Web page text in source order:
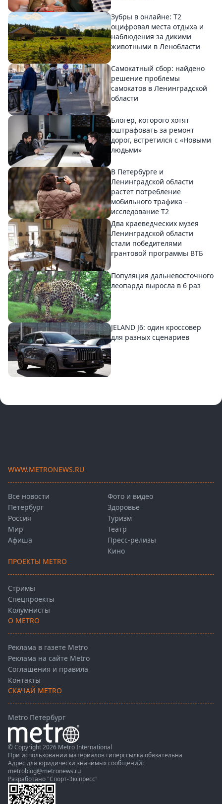
Зубры в онлайне: Т2
оцифровал места отдыха и
наблюдения за дикими
животными в Ленобласти
Самокатный сбор: найдено
решение проблемы
самокатов в Ленинградской
области
Блогер, которого хотят
оштрафовать за ремонт
дорог, встретился с «Новыми
людьми»
В Петербурге и
Ленинградской области
растет потребление
мобильного трафика –
исследование T2
Два краеведческих музея
Ленинградской области
стали победителями
грантовой программы ВТБ
Популяция дальневосточного
леопарда выросла в 6 раз
JELAND J6: один кроссовер
для разных сценариев
WWW.METRONEWS.RU
Все новости
Петербург
Россия
Мир
Афиша
Фото и видео
Здоровье
Туризм
Театр
Пресс-релизы
Кино
ПРОЕКТЫ METRO
Стримы
Спецпроекты
Колумнисты
О METRO
Реклама в газете Metro
Реклама на сайте Metro
Соглашения и правила
Контакты
СКАЧАЙ METRO
Metro Петербург
© Copyright 2026 Metro International
При использовании материалов гиперссылка обязательна
Адрес для юридически значимых сообщений:
metroblog@metronews.ru
Разработано "Спорт-Экспресс"